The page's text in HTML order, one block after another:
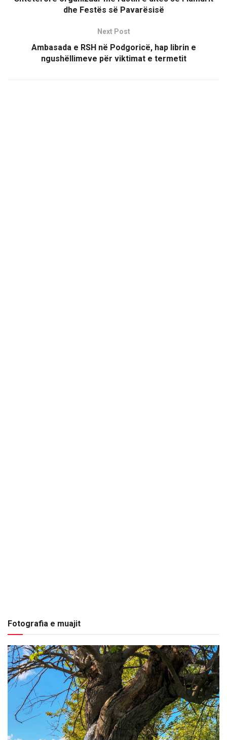
dhe Festës së Pavarësisë
Next Post
Ambasada e RSH në Podgoricë, hap librin e
ngushëllimeve për viktimat e termetit
Fotografia e muajit